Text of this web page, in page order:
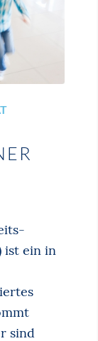
ist ein in
sind